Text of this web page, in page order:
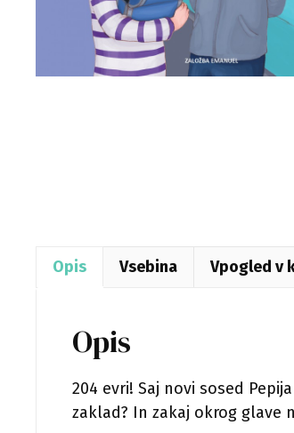
Opis Vsebina Vpogled v
Opis
204 evri! Saj novi sosed
zaklad? In zakaj okrog glave